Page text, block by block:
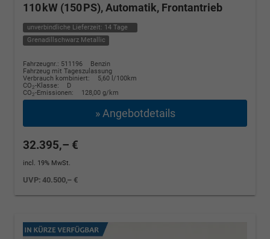
110 kW (150 PS), Automatik, Frontantrieb
unverbindliche Lieferzeit: 14 Tage
Grenadillschwarz Metallic
Fahrzeugnr.: 511196
Benzin
Fahrzeug mit Tageszulassung
Verbrauch kombiniert:
5,60 l/100km
CO2-Klasse:
D
CO2-Emissionen: 128,00 g/km
» Angebotdetails
32.395,– €
incl. 19% MwSt.
UVP:40.500,– €